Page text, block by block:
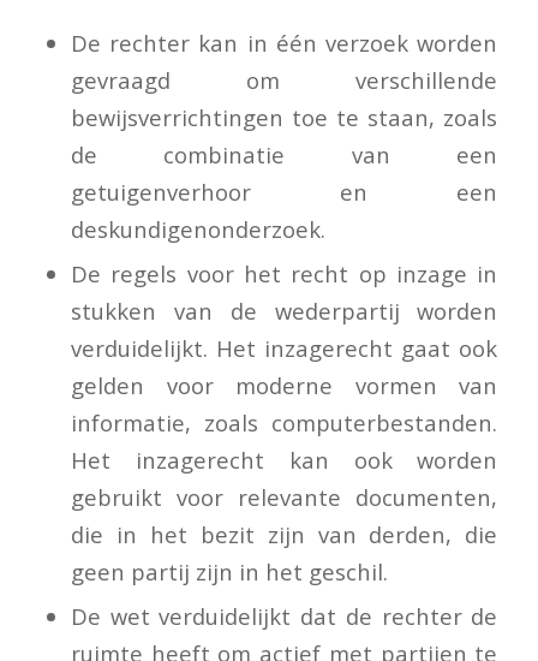
De rechter kan in één verzoek worden
gevraagd om verschillende
bewijsverrichtingen toe te staan, zoals
de combinatie van een
getuigenverhoor en een
deskundigenonderzoek.
De regels voor het recht op inzage in
stukken van de wederpartij worden
verduidelijkt. Het inzagerecht gaat ook
gelden voor moderne vormen van
informatie, zoals computerbestanden.
Het inzagerecht kan ook worden
gebruikt voor relevante documenten,
die in het bezit zijn van derden, die
geen partij zijn in het geschil.
De wet verduidelijkt dat de rechter de
ruimte heeft om actief met partijen te